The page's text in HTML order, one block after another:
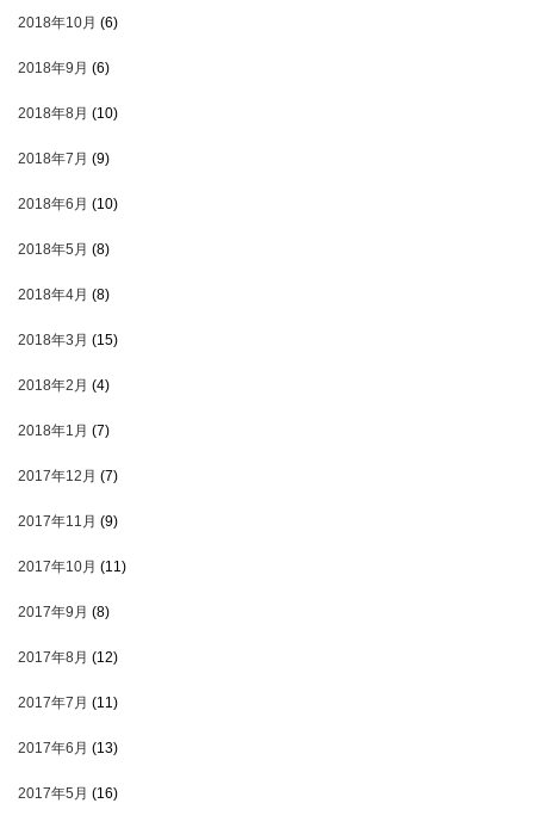
2018年10月 (6)
2018年9月 (6)
2018年8月 (10)
2018年7月 (9)
2018年6月 (10)
2018年5月 (8)
2018年4月 (8)
2018年3月 (15)
2018年2月 (4)
2018年1月 (7)
2017年12月 (7)
2017年11月 (9)
2017年10月 (11)
2017年9月 (8)
2017年8月 (12)
2017年7月 (11)
2017年6月 (13)
2017年5月 (16)